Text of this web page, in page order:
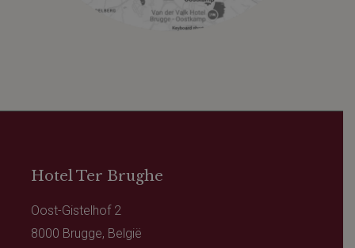
Hotel Ter Brughe
Oost-Gistelhof 2
8000 Brugge, België